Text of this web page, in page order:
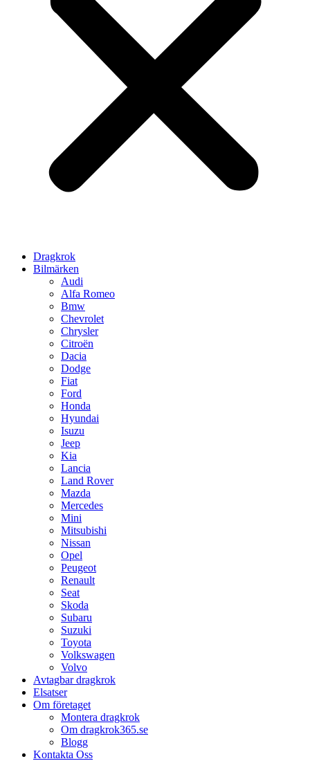
Dragkrok
Bilmärken
Audi
Alfa Romeo
Bmw
Chevrolet
Chrysler
Citroën
Dacia
Dodge
Fiat
Ford
Honda
Hyundai
Isuzu
Jeep
Kia
Lancia
Land Rover
Mazda
Mercedes
Mini
Mitsubishi
Nissan
Opel
Peugeot
Renault
Seat
Skoda
Subaru
Suzuki
Toyota
Volkswagen
Volvo
Avtagbar dragkrok
Elsatser
Om företaget
Montera dragkrok
Om dragkrok365.se
Blogg
Kontakta Oss